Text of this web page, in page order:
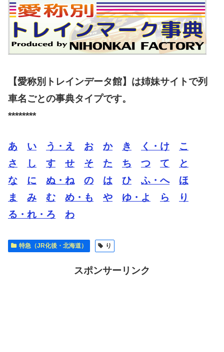
【愛称別トレインデータ館】は姉妹サイトで列
車名ごとの事典タイプです。
********
あ い う・え お か き く・け
こ
さ
し す せ そ た ち つ て
と
な
に ぬ・ね の は ひ ふ・へ
ほ
ま
み む め・も や ゆ・よ ら
り
る・れ・ろ
わ
特急（JR化後・北海道） り
スポンサーリンク